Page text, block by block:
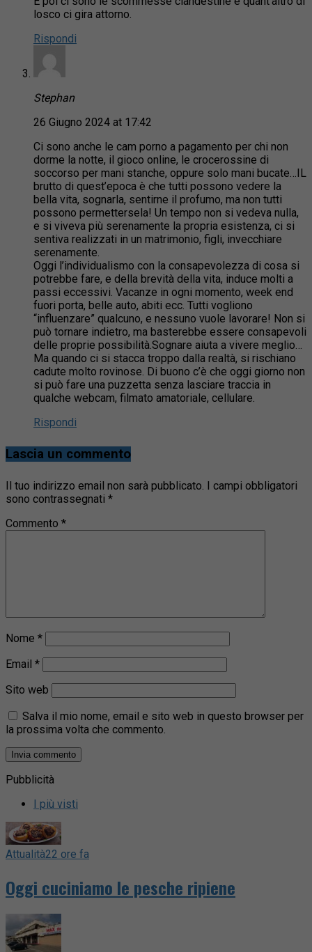
losco ci gira attorno.
Rispondi
Stephan
26 Giugno 2024 at 17:42
Ci sono anche le cam porno a pagamento per chi non
dorme la notte, il gioco online, le crocerossine di
soccorso per mani stanche, oppure solo mani bucate…IL
brutto di quest’epoca è che tutti possono vedere la
bella vita, sognarla, sentirne il profumo, ma non tutti
possono permettersela! Un tempo non si vedeva nulla,
e si viveva più serenamente la propria esistenza, ci si
sentiva realizzati in un matrimonio, figli, invecchiare
serenamente.
Oggi l’individualismo con la consapevolezza di cosa si
potrebbe fare, e della brevità della vita, induce molti a
passi eccessivi. Vacanze in ogni momento, week end
fuori porta, belle auto, abiti ecc. Tutti vogliono
“influenzare” qualcuno, e nessuno vuole lavorare! Non si
può tornare indietro, ma basterebbe essere consapevoli
delle proprie possibilità.Sognare aiuta a vivere meglio…
Ma quando ci si stacca troppo dalla realtà, si rischiano
cadute molto rovinose. Di buono c’è che oggi giorno non
si può fare una puzzetta senza lasciare traccia in
qualche webcam, filmato amatoriale, cellulare.
Rispondi
Lascia un commento
Il tuo indirizzo email non sarà pubblicato. I campi obbligatori
sono contrassegnati *
Commento *
Nome *
Email *
Sito web
Salva il mio nome, email e sito web in questo browser per
la prossima volta che commento.
Pubblicità
I più visti
Attualità22 ore fa
Oggi cuciniamo le pesche ripiene